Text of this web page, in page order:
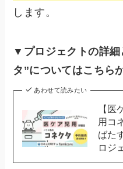
します。
▼プロジェクトの詳細
タ”についてはこちら
あわせて読みたい
【
用コ
ばた
ロジ